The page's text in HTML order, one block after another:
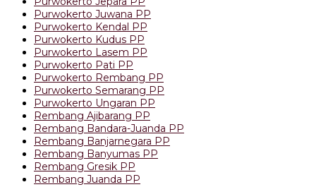
Purwokerto Juwana PP
Purwokerto Kendal PP
Purwokerto Kudus PP
Purwokerto Lasem PP
Purwokerto Pati PP
Purwokerto Rembang PP
Purwokerto Semarang PP
Purwokerto Ungaran PP
Rembang Ajibarang PP
Rembang Bandara-Juanda PP
Rembang Banjarnegara PP
Rembang Banyumas PP
Rembang Gresik PP
Rembang Juanda PP